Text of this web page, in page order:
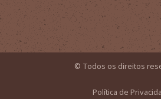
© Todos os direitos
Política de